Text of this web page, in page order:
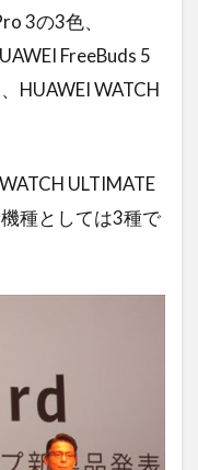
3の3色、
FreeBuds 5
HUAWEI WATCH
ULTIMATE
種としては3種で